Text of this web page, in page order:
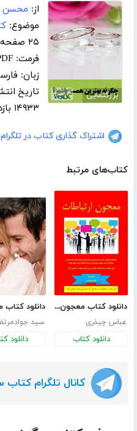
بزرگنمایی
از: محسن
موضوع:
۲۵ صفحه
فرمت: PDF
زبان:
تاریخ انتشار: ۲۳
۱۴۹۳۳ بازدید
اشتراک گذاری کتاب در تلگرام
کتاب‌های مرتبط
دانلود کتاب معجون ارتباطات
عباس چیذری
دانلود کتاب دانلود
کانال تلگرام کتاب